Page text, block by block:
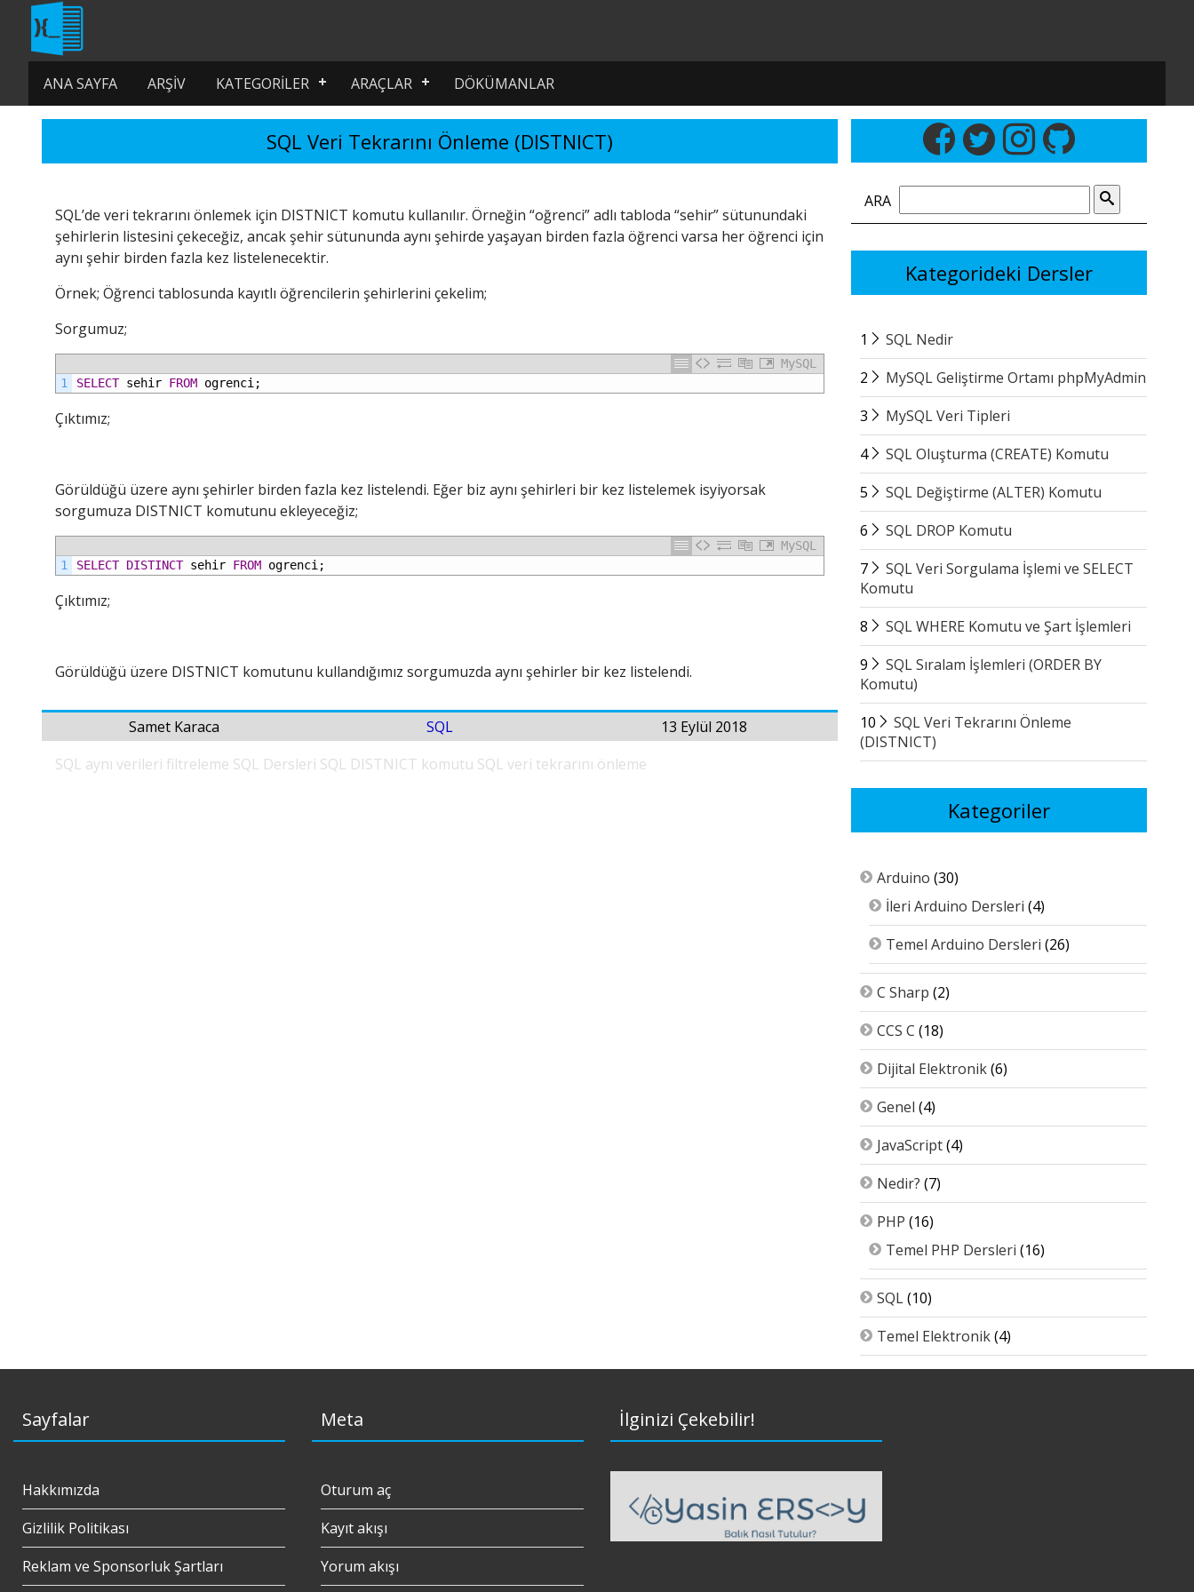
ANA SAYFA ARŞIV KATEGORILER ARAÇLAR DÖKÜMANLAR
SQL Veri Tekrarını Önleme (DISTNICT)
SQL’de veri tekrarını önlemek için DISTNICT komutu kullanılır. Örneğin “oğrenci” adlı tabloda “sehir” sütunundaki
şehirlerin listesini çekeceğiz, ancak şehir sütununda aynı şehirde yaşayan birden fazla öğrenci varsa her öğrenci için
aynı şehir birden fazla kez listelenecektir.
Örnek; Öğrenci tablosunda kayıtlı öğrencilerin şehirlerini çekelim;
Sorgumuz;
MySQL
1
SELECT sehir FROM ogrenci;
Çıktımız;
Görüldüğü üzere aynı şehirler birden fazla kez listelendi. Eğer biz aynı şehirleri bir kez listelemek isyiyorsak
sorgumuza DISTNICT komutunu ekleyeceğiz;
MySQL
1
SELECT DISTINCT sehir FROM ogrenci;
Çıktımız;
Görüldüğü üzere DISTNICT komutunu kullandığımız sorgumuzda aynı şehirler bir kez listelendi.
Samet Karaca SQL
13 Eylül 2018
SQL aynı verileri filtreleme SQL Dersleri SQL DISTNICT komutu SQL veri tekrarını önleme
ARA
Kategorideki Dersler
1
SQL Nedir
2
MySQL Geliştirme Ortamı phpMyAdmin
3
MySQL Veri Tipleri
4
SQL Oluşturma (CREATE) Komutu
5
SQL Değiştirme (ALTER) Komutu
6
SQL DROP Komutu
7
SQL Veri Sorgulama İşlemi ve SELECT
Komutu
8
SQL WHERE Komutu ve Şart İşlemleri
9
SQL Sıralam İşlemleri (ORDER BY
Komutu)
10
SQL Veri Tekrarını Önleme
(DISTNICT)
Kategoriler
Arduino (30)
İleri Arduino Dersleri (4)
Temel Arduino Dersleri (26)
C Sharp (2)
CCS C (18)
Dijital Elektronik(6)
Genel (4)
JavaScript(4)
Nedir? (7)
PHP (16)
Temel PHP Dersleri (16)
SQL(10)
Temel Elektronik(4)
Sayfalar
Hakkımızda
Gizlilik Politikası
Reklam ve Sponsorluk Şartları
Meta
Oturum aç
Kayıt akışı
Yorum akışı
İlginizi Çekebilir!